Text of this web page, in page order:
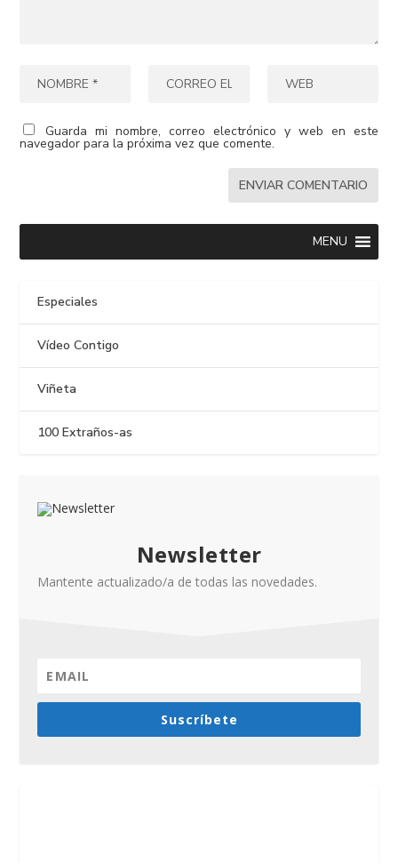
Guarda mi nombre, correo electrónico y web en este
navegador para la próxima vez que comente.
MENU
Especiales
Vídeo Contigo
Viñeta
100 Extraños-as
Newsletter
Mantente actualizado/a de todas las novedades.
Suscríbete